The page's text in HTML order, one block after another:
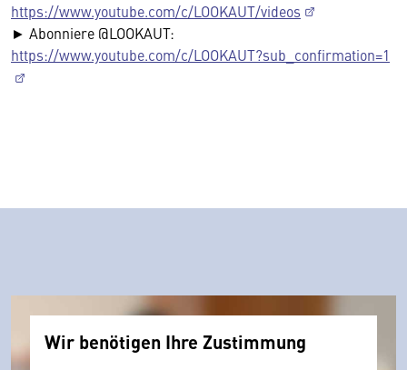
https://www.youtube.com/c/LOOKAUT/videos
► Abonniere @LOOKAUT:
https://www.youtube.com/c/LOOKAUT?sub_confirmation=1
Wir benötigen Ihre Zustimmung